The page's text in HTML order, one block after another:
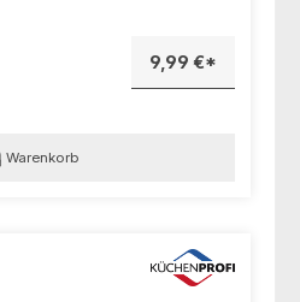
9,99 €*
Warenkorb